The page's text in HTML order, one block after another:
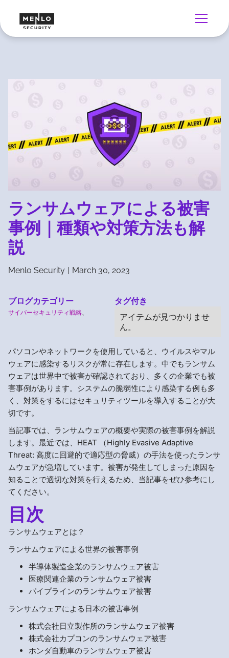
ランサムウェアによる被害
事例｜種類や対策方法も解
説
Menlo Security | March 30, 2023
ブログカテゴリー
サイバーセキュリティ戦略
タグ付き
アイテムが見つかりませ
ん。
パソコンやネットワークを使用していると、ウイルスやマル
ウェアに感染するリスクが常に存在します。中でもランサム
ウェアは世界中で被害が確認されており、多くの企業でも被
害事例があります。システムの脆弱性により感染する例も多
く、対策をするにはセキュリティツールを導入することが大
切です。
当記事では、ランサムウェアの概要や実際の被害事例を解説
します。最近では、HEAT （Highly Evasive Adaptive
Threat: 高度に回避的で適応型の脅威）の手法を使ったランサ
ムウェアが急増しています。被害が発生してしまった原因を
知ることで適切な対策を行えるため、当記事をぜひ参考にし
てください。
目次
ランサムウェアとは？
ランサムウェアによる世界の被害事例
半導体製造企業のランサムウェア被害
医療関連企業のランサムウェア被害
パイプラインのランサムウェア被害
ランサムウェアによる日本の被害事例
株式会社日立製作所のランサムウェア被害
株式会社カプコンのランサムウェア被害
ホンダ自動車のランサムウェア被害